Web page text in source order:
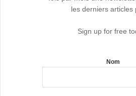
les derniers articles
Sign up for free
Nom